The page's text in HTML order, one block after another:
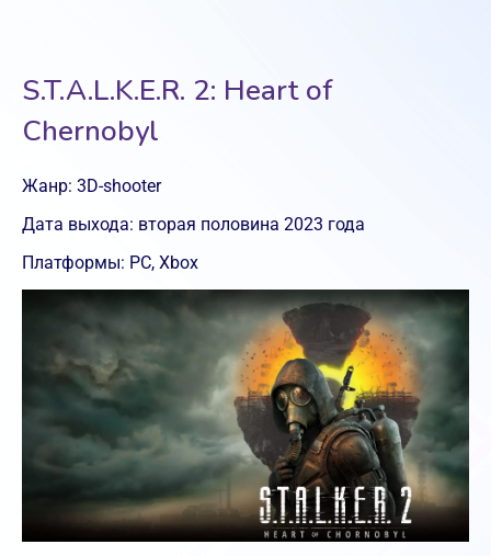
S.T.A.L.K.E.R. 2: Heart of
Chernobyl
Жанр: 3D-shooter
Дата выхода: вторая половина 2023 года
Платформы: PC, Xbox